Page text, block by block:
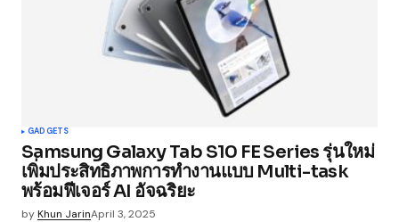
GADGETS
Samsung Galaxy Tab S10 FE Series รุ่นใหม่
เพิ่มประสิทธิภาพการทำงานแบบ Multi-task
พร้อมฟีเจอร์ AI อัจฉริยะ
byKhun JarinApril 3, 2025